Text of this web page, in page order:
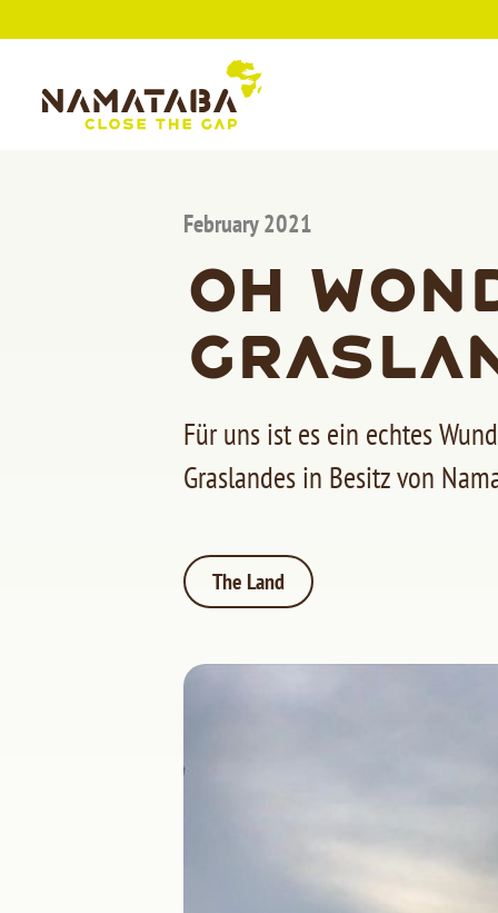
February 2021
Oh
Für uns ist es ein echtes
Graslandes in Besitz von
The Land